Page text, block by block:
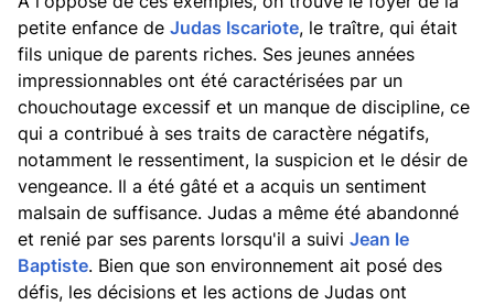
petite enfance de Judas Iscariote, le traître, qui était
fils unique de parents riches. Ses jeunes années
impressionnables ont été caractérisées par un
chouchoutage excessif et un manque de discipline, ce
qui a contribué à ses traits de caractère négatifs,
notamment le ressentiment, la suspicion et le désir de
vengeance. Il a été gâté et a acquis un sentiment
malsain de suffisance. Judas a même été abandonné
et renié par ses parents lorsqu'il a suivi Jean le
Baptiste. Bien que son environnement ait posé des
défis, les décisions et les actions de Judas ont